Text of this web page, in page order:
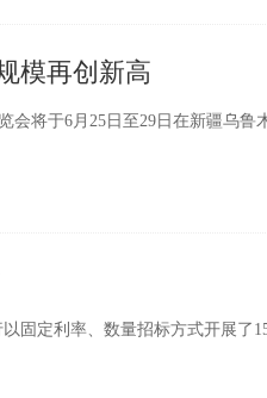
模再创新高
将于6月25日至29日在新疆乌鲁
定利率、数量招标方式开展了